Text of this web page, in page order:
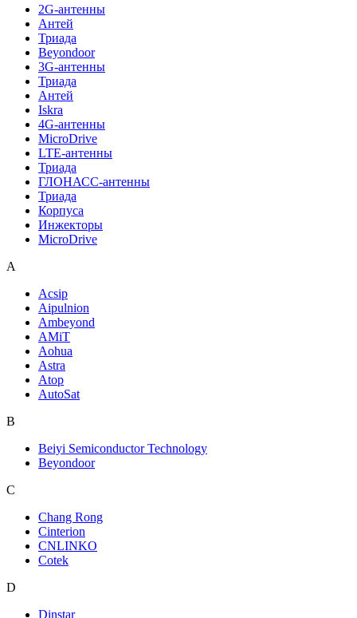
2G-антенны
Антей
Триада
Beyondoor
3G-антенны
Триада
Антей
Iskra
4G-антенны
MicroDrive
LTE-антенны
Триада
ГЛОНАСС-антенны
Триада
Корпуса
Инжекторы
MicroDrive
A
Acsip
Aipulnion
Ambeyond
AMiT
Aohua
Astra
Atop
AutoSat
B
Beiyi Semiconductor Technology
Beyondoor
C
Chang Rong
Cinterion
CNLINKO
Cotek
D
Dinstar